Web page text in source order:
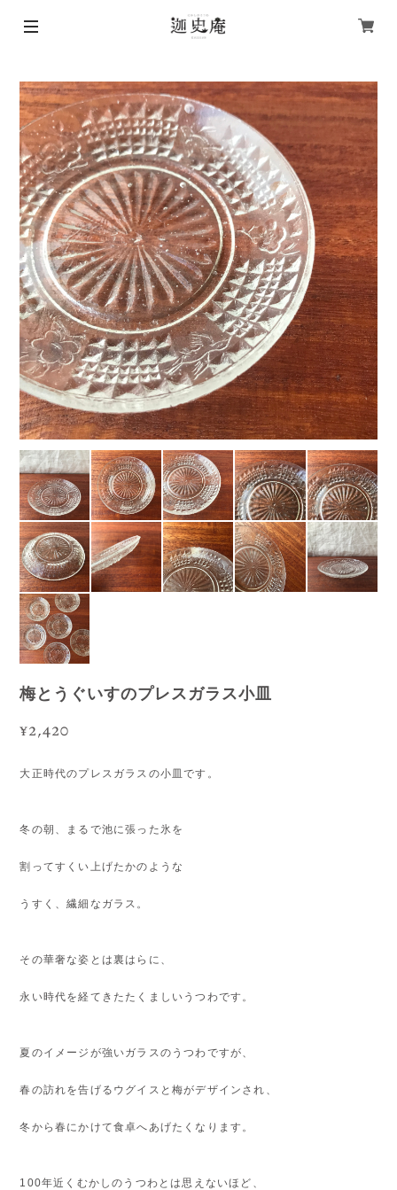
梅とうぐいすのプレスガラス小皿
¥2,420
大正時代のプレスガラスの小皿です。
冬の朝、まるで池に張った氷を
割ってすくい上げたかのような
うすく、繊細なガラス。
その華奢な姿とは裏はらに、
永い時代を経てきたたくましいうつわです。
夏のイメージが強いガラスのうつわですが、
春の訪れを告げるウグイスと梅がデザインされ、
冬から春にかけて食卓へあげたくなります。
100年近くむかしのうつわとは思えないほど、